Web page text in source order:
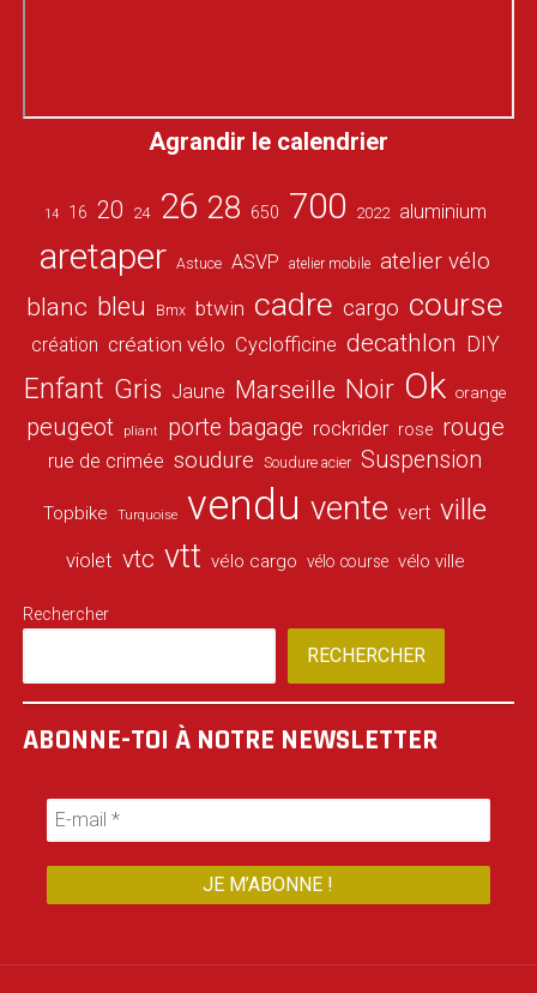
Agrandir le calendrier
14 16 20 24 26 28 650 700 2022 aluminium
aretaper Astuce ASVP atelier mobile atelier vélo
blanc bleu Bmx btwin cadre cargo course
création création vélo Cyclofficine decathlon DIY
Enfant Gris Jaune Marseille Noir Ok orange
peugeot pliant porte bagage rockrider rose rouge
rue de crimée soudure Soudure acier Suspension
Topbike Turquoise vendu vente vert ville
violet vtc vtt vélo cargo vélo course vélo ville
Rechercher
RECHERCHER
ABONNE-TOI À NOTRE NEWSLETTER